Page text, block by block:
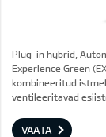
Plug-in hybrid,
Experience Green
kombineeritud
ventileeritavad
VAATA